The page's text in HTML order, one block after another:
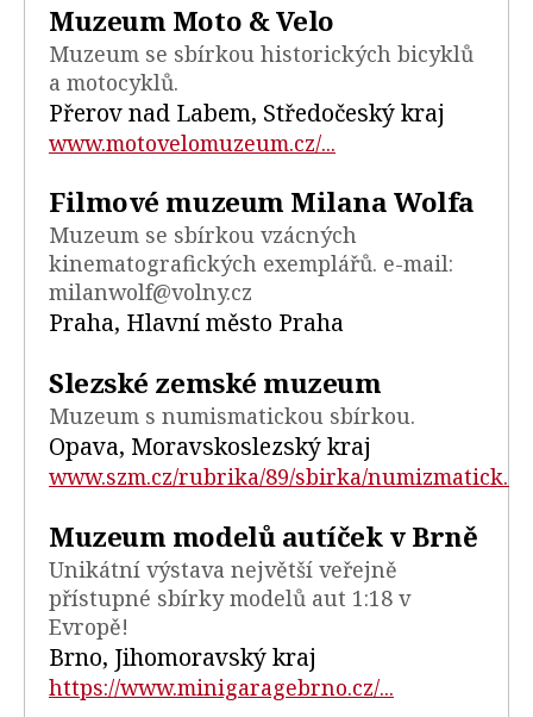
Muzeum Moto & Velo
Muzeum se sbírkou historických bicyklů
a motocyklů.
Přerov nad Labem, Středočeský kraj
www.motovelomuzeum.cz/...
Filmové muzeum Milana Wolfa
Muzeum se sbírkou vzácných
kinematografických exemplářů. e-mail:
milanwolf@volny.cz
Praha, Hlavní město Praha
Slezské zemské muzeum
Muzeum s numismatickou sbírkou.
Opava, Moravskoslezský kraj
www.szm.cz/rubrika/89/sbirka/numizmatick...
Muzeum modelů autíček v Brně
Unikátní výstava největší veřejně
přístupné sbírky modelů aut 1:18 v
Evropě!
Brno, Jihomoravský kraj
https://www.minigaragebrno.cz/...